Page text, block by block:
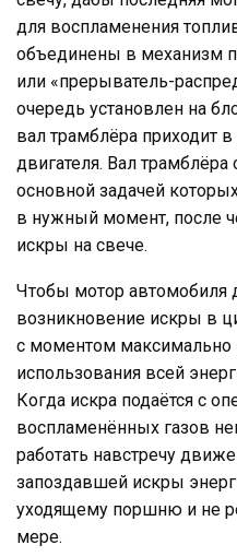
для воспламенения
объединены в механизм
или «прерыватель-
очередь установлен на
вал трамблёра приходит
двигателя. Вал
основной задачей
в нужный момент, после
искры на свече.
Чтобы мотор
возникновение искры в
с моментом максимально
использования всей
Когда искра подаётся с
воспламенённых газов
работать навстречу
запоздавшей искры
уходящему поршню и не
мере.